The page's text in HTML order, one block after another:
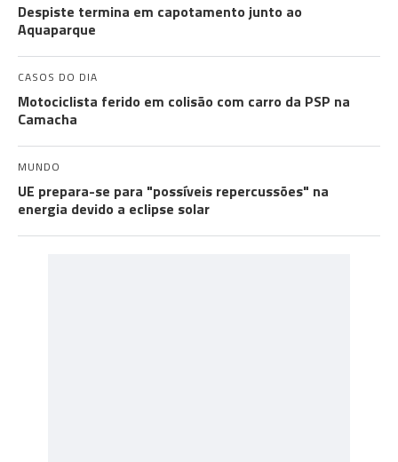
Despiste termina em capotamento junto ao
Aquaparque
CASOS DO DIA
Motociclista ferido em colisão com carro da PSP na
Camacha
MUNDO
UE prepara-se para "possíveis repercussões" na
energia devido a eclipse solar